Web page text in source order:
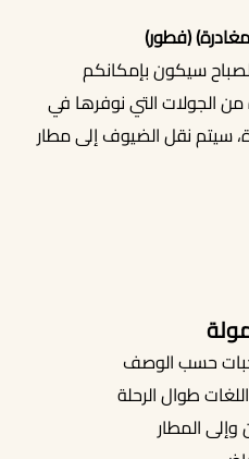
(فطور)
سيكون بإمكانكم
الجولات التي نوفرها في
سيتم نقل الضيوف إلى مطار
حسب الوصف
طوال الرحلة
المطار